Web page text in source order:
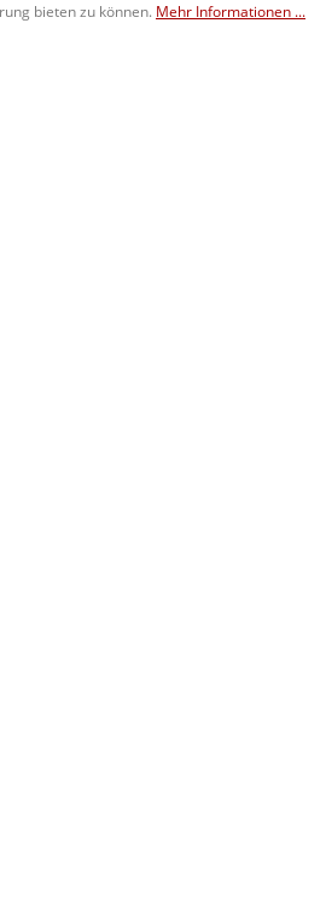
bieten zu können. Mehr Informationen ...